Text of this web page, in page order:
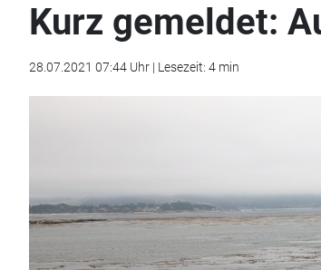
Kurz gemeldet:
28.07.2021 07:44 Uhr | Lesezeit: 4 min